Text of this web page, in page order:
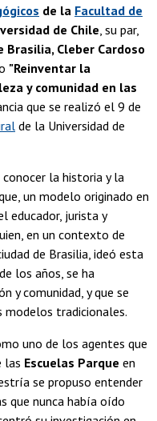
de la Facultad de
de Chile , su par,
Brasilia, Cleber Cardoso
"Reinventar la
y comunidad en las
que se realizó el 9 de
de la Universidad de
la historia y la
un modelo originado en
educador, jurista y
en un contexto de
de Brasilia, ideó esta
los años, se ha
y comunidad, y que se
tradicionales.
uno de los agentes que
las Escuelas Parque en
se propuso entender
que nunca había oído